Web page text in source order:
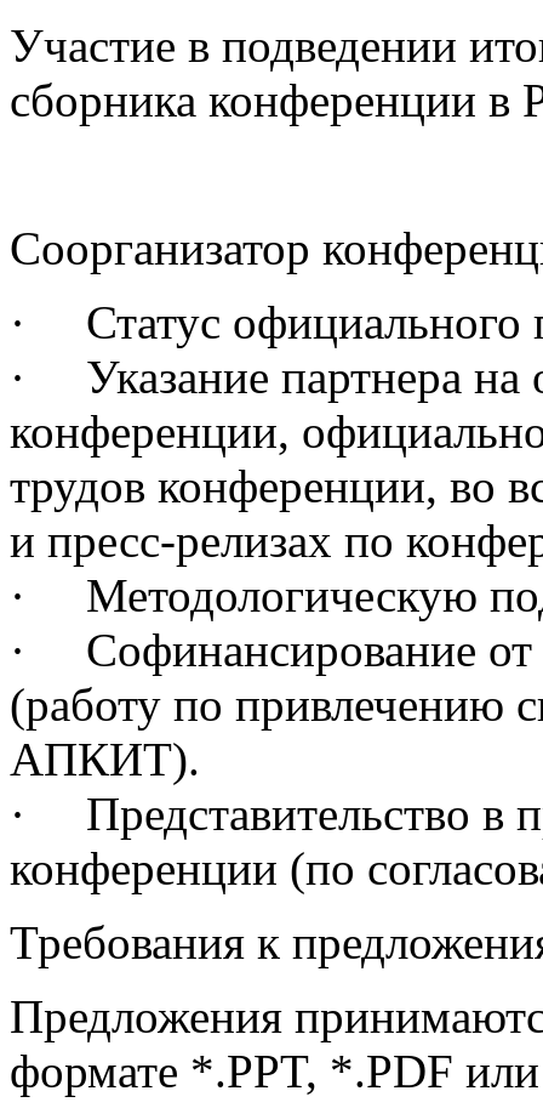
Участие в подведении
сборника конференции
Соорганизатор
· Статус официального
· Указание партнера на
конференции,
трудов конференции, во
и пресс-релизах по
· Методологическую
· Софинансирование от
(работу по привлечению
АПКИТ).
· Представительство в
конференции (по
Требования к
Предложения
формате *.PPT, *.PDF